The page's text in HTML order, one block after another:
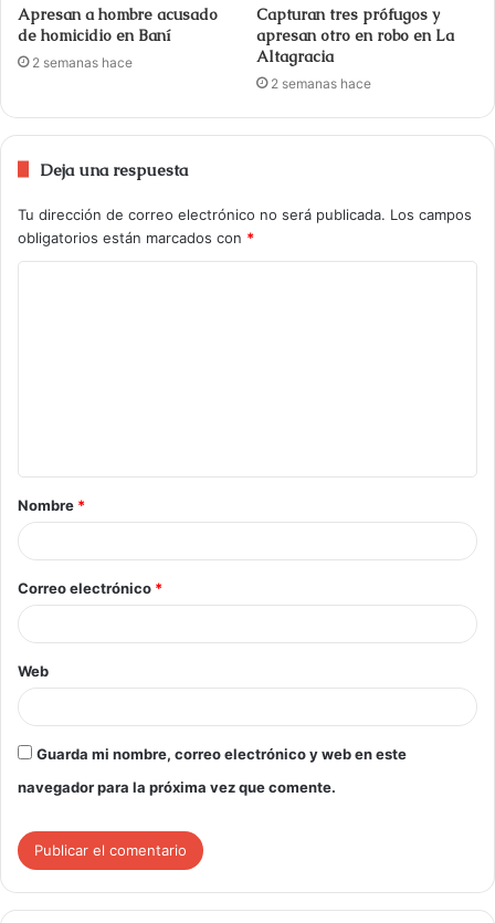
Apresan a hombre acusado
de homicidio en Baní
2 semanas hace
Capturan tres prófugos y
apresan otro en robo en La
Altagracia
2 semanas hace
Deja una respuesta
Tu dirección de correo electrónico no será publicada. Los campos
obligatorios están marcados con *
Nombre *
Correo electrónico *
Web
Guarda mi nombre, correo electrónico y web en este
navegador para la próxima vez que comente.